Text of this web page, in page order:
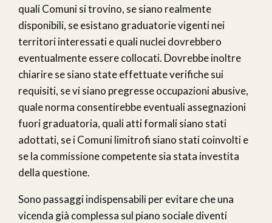
quali Comuni si trovino, se siano realmente
disponibili, se esistano graduatorie vigenti nei
territori interessati e quali nuclei dovrebbero
eventualmente essere collocati. Dovrebbe inoltre
chiarire se siano state effettuate verifiche sui
requisiti, se vi siano pregresse occupazioni abusive,
quale norma consentirebbe eventuali assegnazioni
fuori graduatoria, quali atti formali siano stati
adottati, se i Comuni limitrofi siano stati coinvolti e
se la commissione competente sia stata investita
della questione.
Sono passaggi indispensabili per evitare che una
vicenda già complessa sul piano sociale diventi